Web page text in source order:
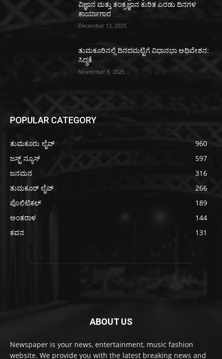
ವಿಜ್ಞಾನ ಮತ್ತು ತಂತ್ರಜ್ಞಾನ ಕುರಿತ ಎರಡು ದಿನಗಳ
ಕಾರ್ಯಾಗಾರ
December 13, 2025
ತುಮಕೂರಿನಲ್ಲಿ ದಿನದಮಟ್ಟಿಗೆ ವಿಧಾನಭಾ ಅಧಿವೇಶನ:
ಸಿದ್ಧತೆ
November 8, 2025
POPULAR CATEGORY
ತುಮಕೂರು ಲೈವ್
960
ಜಸ್ಟ್ ನ್ಯೂಸ್
597
ಜನಮನ
316
ತುಮಕೂರ್ ಲೈವ್
266
ಪೊಲಿಟಿಕಲ್
189
ಅಂತರಾಳ
144
ಕವನ
131
ABOUT US
Newspaper is your news, entertainment, music fashion
website. We provide you with the latest breaking news and